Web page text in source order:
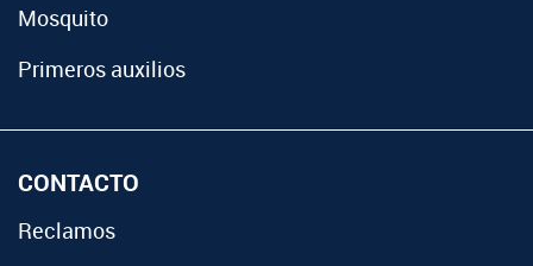
Mosquito
Primeros auxilios
CONTACTO
Reclamos